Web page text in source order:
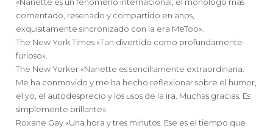
comentado, reseñado y compartido en años,
exquisitamente sincronizado con la era MeToo».
The New York Times «Tan divertido como profundamente
furioso».
The New Yorker «Nanette es sencillamente extraordinaria.
Me ha conmovido y me ha hecho reflexionar sobre el humor,
el yo, el autodesprecio y los usos de la ira. Muchas gracias. Es
simplemente brillante».
Roxane Gay «Una hora y tres minutos. Ese es el tiempo que